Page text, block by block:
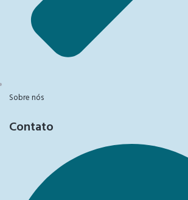
Sobre nós
Contato